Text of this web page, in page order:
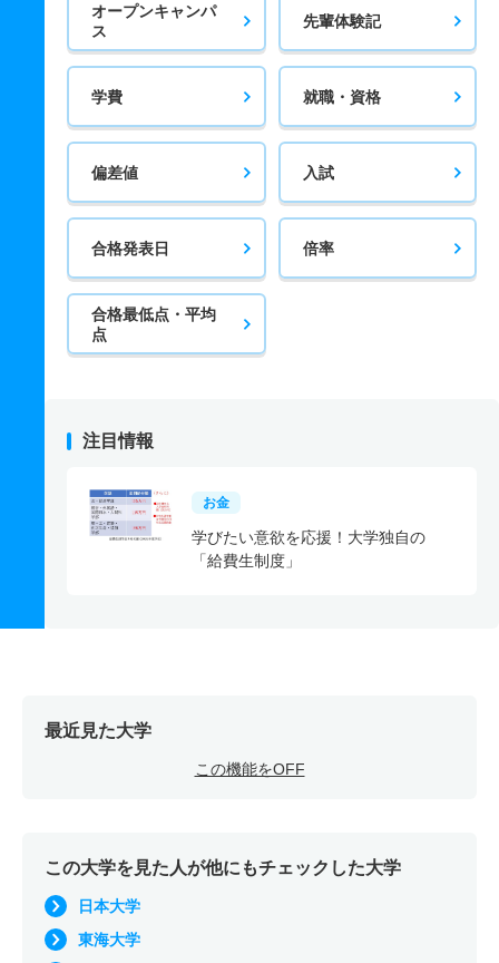
オープンキャンパ
ス
先輩体験記
学費 就職・資格
偏差値 入試
合格発表日 倍率
合格最低点・平均
点
注目情報
お金
学びたい意欲を応援！大学独自の
「給費生制度」
最近見た大学
この機能をOFF
この大学を見た人が他にもチェックした大学
日本大学
東海大学